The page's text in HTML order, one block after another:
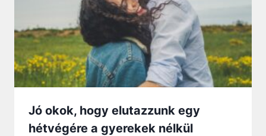
Jó okok, hogy elutazzunk egy
hétvégére a gyerekek nélkül